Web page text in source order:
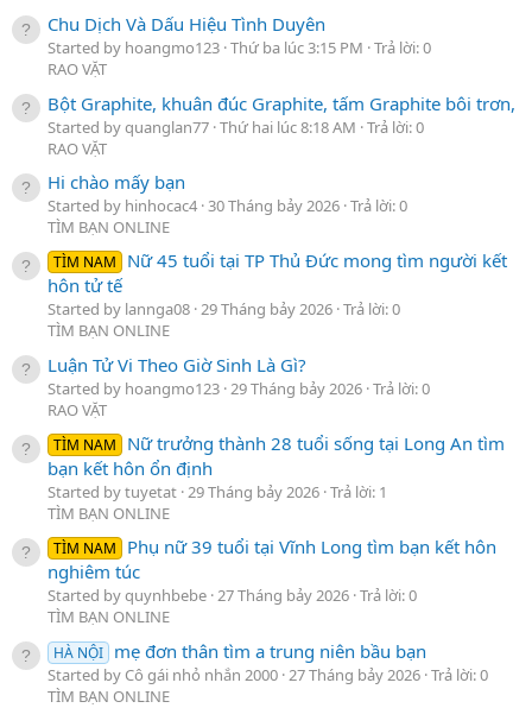
Chu Dịch Và Dấu Hiệu Tình Duyên
Started by hoangmo123 Thứ ba lúc 3:15 PM Trả lời: 0
RAO VẶT
Bột Graphite, khuân đúc Graphite, tấm Graphite bôi trơn,
Started by quanglan77 Thứ hai lúc 8:18 AM Trả lời: 0
RAO VẶT
Hi chào mấy bạn
Started by hinhocac4 30 Tháng bảy 2026 Trả lời: 0
TÌM BẠN ONLINE
TÌM NAM
Nữ 45 tuổi tại TP Thủ Đức mong tìm người kết
hôn tử tế
Started by lannga08 29 Tháng bảy 2026 Trả lời: 0
TÌM BẠN ONLINE
Luận Tử Vi Theo Giờ Sinh Là Gì?
Started by hoangmo123 29 Tháng bảy 2026 Trả lời: 0
RAO VẶT
TÌM NAM
Nữ trưởng thành 28 tuổi sống tại Long An tìm
bạn kết hôn ổn định
Started by tuyetat 29 Tháng bảy 2026 Trả lời: 1
TÌM BẠN ONLINE
TÌM NAM
Phụ nữ 39 tuổi tại Vĩnh Long tìm bạn kết hôn
nghiêm túc
Started by quynhbebe 27 Tháng bảy 2026 Trả lời: 0
TÌM BẠN ONLINE
HÀ NỘI mẹ đơn thân tìm a trung niên bầu bạn
Started by Cô gái nhỏ nhắn 2000 27 Tháng bảy 2026 Trả lời: 0
TÌM BẠN ONLINE